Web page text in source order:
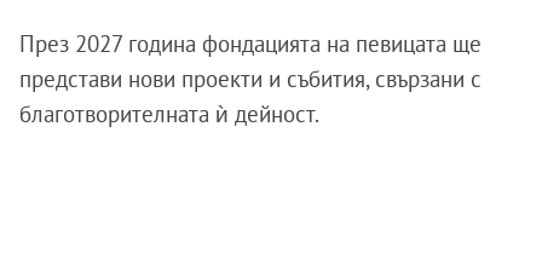
През 2027 година фондацията на певицата ще
представи нови проекти и събития, свързани с
благотворителната ѝ дейност.